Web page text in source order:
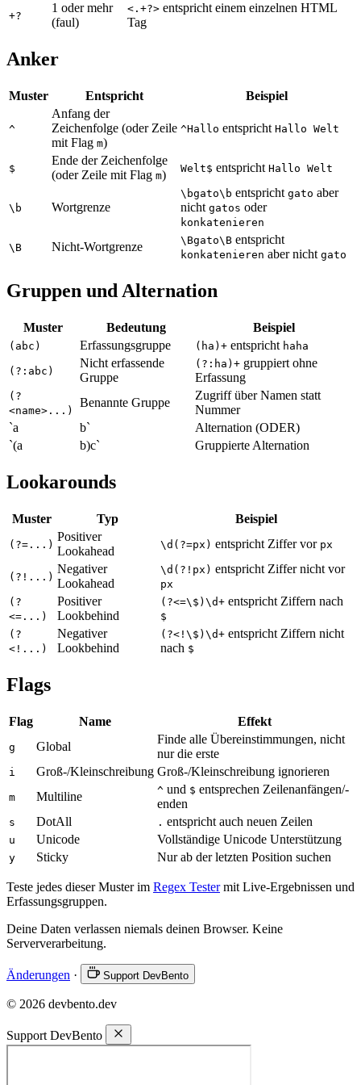
+?
1 oder mehr
(faul)
<.+?> entspricht einem einzelnen HTML
Tag
Anker
Muster Entspricht Beispiel
^
Anfang der
Zeichenfolge (oder Zeile
mit Flag m)
^Hallo entspricht Hallo Welt
$
Ende der Zeichenfolge
(oder Zeile mit Flag m) Welt$ entspricht Hallo Welt
\b Wortgrenze
\bgato\b entspricht gato aber
nicht gatos oder
konkatenieren
\B Nicht-Wortgrenze \Bgato\B entspricht
konkatenieren aber nicht gato
Gruppen und Alternation
Muster Bedeutung Beispiel
(abc) Erfassungsgruppe (ha)+ entspricht haha
(?:abc)
Nicht erfassende
Gruppe
(?:ha)+ gruppiert ohne
Erfassung
(?
<name>...)
Benannte Gruppe
Zugriff über Namen statt
Nummer
`a
b`
Alternation (ODER)
`(a
b)c` Gruppierte Alternation
Lookarounds
Muster Typ Beispiel
(?=...)
Positiver
Lookahead
\d(?=px) entspricht Ziffer vor px
(?!...)
Negativer
Lookahead
\d(?!px) entspricht Ziffer nicht vor
px
(?
<=...)
Positiver
Lookbehind
(?<=\$)\d+ entspricht Ziffern nach
$
(?
<!...)
Negativer
Lookbehind
(?<!\$)\d+ entspricht Ziffern nicht
nach $
Flags
Flag Name Effekt
g Global
Finde alle Übereinstimmungen, nicht
nur die erste
i Groß-/Kleinschreibung Groß-/Kleinschreibung ignorieren
m Multiline ^ und $ entsprechen Zeilenanfängen/-
enden
s DotAll . entspricht auch neuen Zeilen
u Unicode Vollständige Unicode Unterstützung
y Sticky Nur ab der letzten Position suchen
Teste jedes dieser Muster im Regex Testermit Live-Ergebnissen und
Erfassungsgruppen.
Deine Daten verlassen niemals deinen Browser. Keine
Serververarbeitung.
Änderungen · Support DevBento
© 2026 devbento.dev
Support DevBento